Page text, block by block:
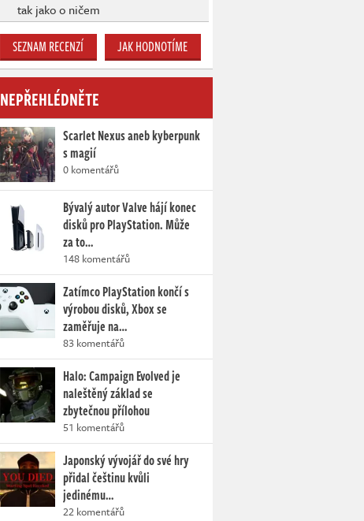
tak jako o ničem
SEZNAM RECENZÍ JAK HODNOTÍME
NEPŘEHLÉDNĚTE
Scarlet Nexus aneb kyberpunk
s magií
0 komentářů
Bývalý autor Valve hájí konec
disků pro PlayStation. Může
za to…
148 komentářů
Zatímco PlayStation končí s
výrobou disků, Xbox se
zaměřuje na…
83 komentářů
Halo: Campaign Evolved je
naleštěný základ se
zbytečnou přílohou
51 komentářů
Japonský vývojář do své hry
přidal češtinu kvůli
jedinému…
22 komentářů